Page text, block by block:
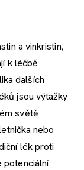
a vinkristin,
k léčbě
dalších
jsou výtažky
světě
nebo
lék proti
potenciální